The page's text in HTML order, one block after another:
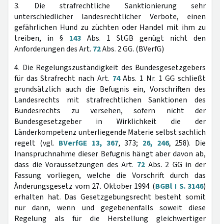
3. Die strafrechtliche Sanktionierung sehr
unterschiedlicher landesrechtlicher Verbote, einen
gefährlichen Hund zu züchten oder Handel mit ihm zu
treiben, in § 143 Abs. 1 StGB genügt nicht den
Anforderungen des Art. 72Abs. 2 GG. (BVerfG)
4. Die Regelungszuständigkeit des Bundesgesetzgebers
für das Strafrecht nach Art. 74Abs. 1 Nr. 1 GG schließt
grundsätzlich auch die Befugnis ein, Vorschriften des
Landesrechts mit strafrechtlichen Sanktionen des
Bundesrechts zu versehen, sofern nicht der
Bundesgesetzgeber in Wirklichkeit die der
Länderkompetenz unterliegende Materie selbst sachlich
regelt (vgl. BVerfGE 13, 367, 373; 26, 246, 258). Die
Inanspruchnahme dieser Befugnis hängt aber davon ab,
dass die Voraussetzungen des Art. 72 Abs. 2 GG in der
Fassung vorliegen, welche die Vorschrift durch das
Änderungsgesetz vom 27. Oktober 1994 (BGBl I S. 3146)
erhalten hat. Das Gesetzgebungsrecht besteht somit
nur dann, wenn und gegebenenfalls soweit diese
Regelung als für die Herstellung gleichwertiger